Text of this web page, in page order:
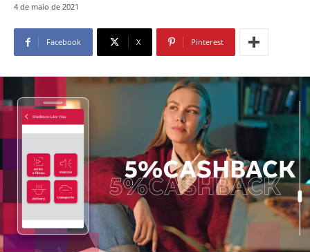
4 de maio de 2021
Facebook X Pinterest